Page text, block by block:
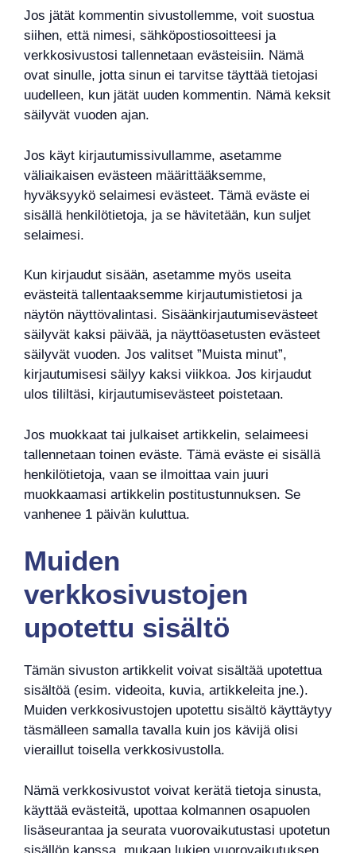
Jos jätät kommentin sivustollemme, voit suostua
siihen, että nimesi, sähköpostiosoitteesi ja
verkkosivustosi tallennetaan evästeisiin. Nämä
ovat sinulle, jotta sinun ei tarvitse täyttää tietojasi
uudelleen, kun jätät uuden kommentin. Nämä keksit
säilyvät vuoden ajan.
Jos käyt kirjautumissivullamme, asetamme
väliaikaisen evästeen määrittääksemme,
hyväksyykö selaimesi evästeet. Tämä eväste ei
sisällä henkilötietoja, ja se hävitetään, kun suljet
selaimesi.
Kun kirjaudut sisään, asetamme myös useita
evästeitä tallentaaksemme kirjautumistietosi ja
näytön näyttövalintasi. Sisäänkirjautumisevästeet
säilyvät kaksi päivää, ja näyttöasetusten evästeet
säilyvät vuoden. Jos valitset ”Muista minut”,
kirjautumisesi säilyy kaksi viikkoa. Jos kirjaudut
ulos tililtäsi, kirjautumisevästeet poistetaan.
Jos muokkaat tai julkaiset artikkelin, selaimeesi
tallennetaan toinen eväste. Tämä eväste ei sisällä
henkilötietoja, vaan se ilmoittaa vain juuri
muokkaamasi artikkelin postitustunnuksen. Se
vanhenee 1 päivän kuluttua.
Muiden
verkkosivustojen
upotettu sisältö
Tämän sivuston artikkelit voivat sisältää upotettua
sisältöä (esim. videoita, kuvia, artikkeleita jne.).
Muiden verkkosivustojen upotettu sisältö käyttäytyy
täsmälleen samalla tavalla kuin jos kävijä olisi
vieraillut toisella verkkosivustolla.
Nämä verkkosivustot voivat kerätä tietoja sinusta,
käyttää evästeitä, upottaa kolmannen osapuolen
lisäseurantaa ja seurata vuorovaikutustasi upotetun
sisällön kanssa, mukaan lukien vuorovaikutuksen